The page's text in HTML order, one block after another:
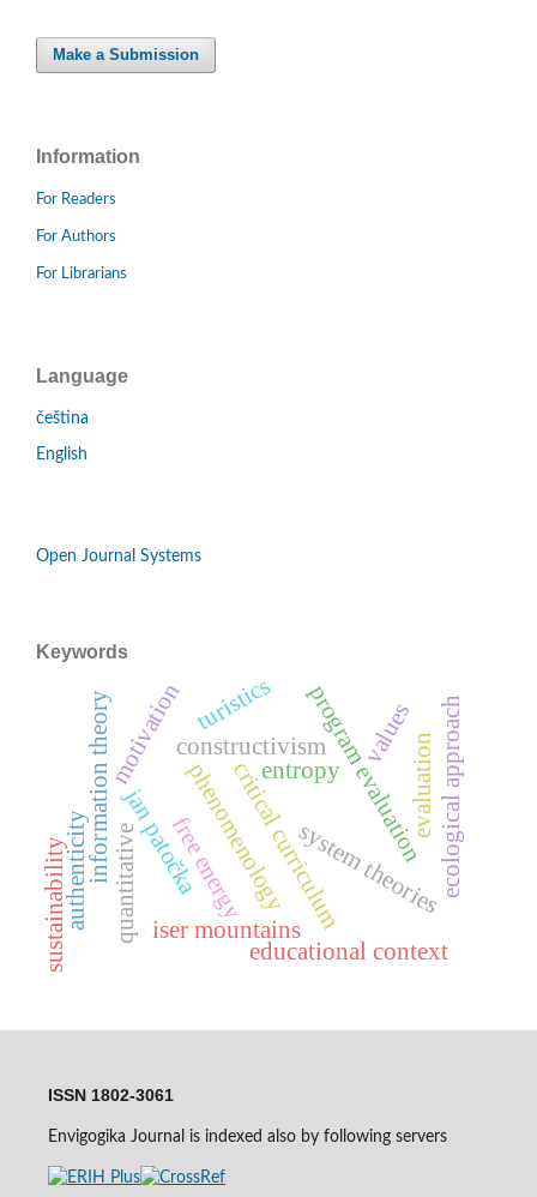
Make a Submission
Information
For Readers
For Authors
For Librarians
Language
čeština
English
Open Journal Systems
Keywords
phenomenology
jan patočka critical curriculum
constructivism
system theoriesecological approach
program evaluation
motivation
iser mountains
turistics
quantitative
educational context
information theory
authenticity
evaluation
entropy
free energy
sustainability
values
ISSN 1802-3061
Envigogika Journal is indexed also by following servers